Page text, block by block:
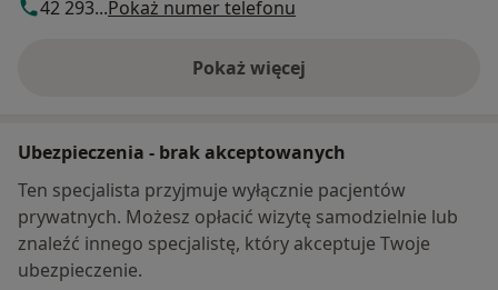
42 293...Pokaż numer telefonu
Pokaż więcej
o adresie
Ubezpieczenia - brak akceptowanych
Ten specjalista przyjmuje wyłącznie pacjentów
prywatnych. Możesz opłacić wizytę samodzielnie lub
znaleźć innego specjalistę, który akceptuje Twoje
ubezpieczenie.